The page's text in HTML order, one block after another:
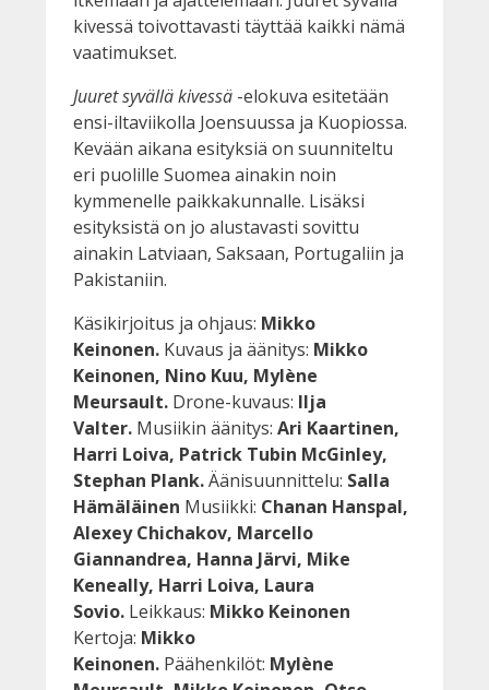
kivessä toivottavasti täyttää kaikki nämä
vaatimukset.
Juuret syvällä kivessä -elokuva esitetään
ensi-iltaviikolla Joensuussa ja Kuopiossa.
Kevään aikana esityksiä on suunniteltu
eri puolille Suomea ainakin noin
kymmenelle paikkakunnalle. Lisäksi
esityksistä on jo alustavasti sovittu
ainakin Latviaan, Saksaan, Portugaliin ja
Pakistaniin.
Käsikirjoitus ja ohjaus: Mikko
Keinonen. Kuvaus ja äänitys: Mikko
Keinonen, Nino Kuu, Mylène
Meursault. Drone-kuvaus: Ilja
Valter. Musiikin äänitys: Ari Kaartinen,
Harri Loiva, Patrick Tubin McGinley,
Stephan Plank.Äänisuunnittelu: Salla
Hämäläinen Musiikki: Chanan Hanspal,
Alexey Chichakov, Marcello
Giannandrea, Hanna Järvi, Mike
Keneally, Harri Loiva, Laura
Sovio. Leikkaus: Mikko Keinonen
Kertoja: Mikko
Keinonen. Päähenkilöt: Mylène